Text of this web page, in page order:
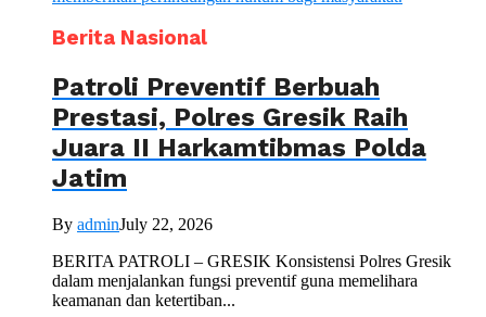
Berita Nasional
Patroli Preventif Berbuah
Prestasi, Polres Gresik Raih
Juara II Harkamtibmas Polda
Jatim
By adminJuly 22, 2026
BERITA PATROLI – GRESIK Konsistensi Polres Gresik
dalam menjalankan fungsi preventif guna memelihara
keamanan dan ketertiban...